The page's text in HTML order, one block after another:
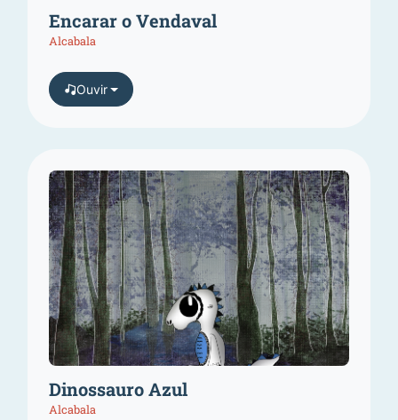
Encarar o Vendaval
Alcabala
Ouvir
Dinossauro Azul
Alcabala